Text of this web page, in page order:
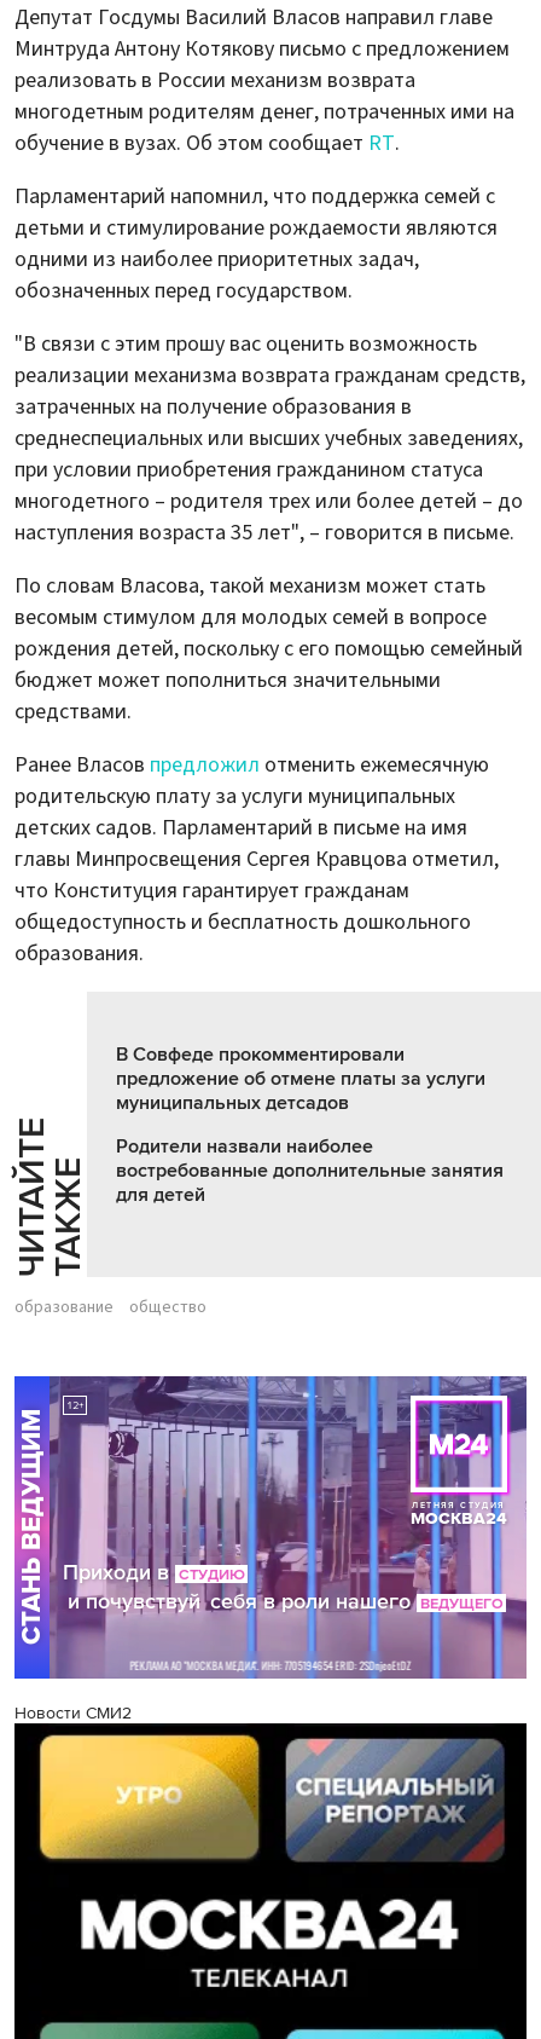
Депутат Госдумы Василий Власов направил главе
Минтруда Антону Котякову письмо с предложением
реализовать в России механизм возврата
многодетным родителям денег, потраченных ими на
обучение в вузах. Об этом сообщает RT.
Парламентарий напомнил, что поддержка семей с
детьми и стимулирование рождаемости являются
одними из наиболее приоритетных задач,
обозначенных перед государством.
"В связи с этим прошу вас оценить возможность
реализации механизма возврата гражданам средств,
затраченных на получение образования в
среднеспециальных или высших учебных заведениях,
при условии приобретения гражданином статуса
многодетного – родителя трех или более детей – до
наступления возраста 35 лет", – говорится в письме.
По словам Власова, такой механизм может стать
весомым стимулом для молодых семей в вопросе
рождения детей, поскольку с его помощью семейный
бюджет может пополниться значительными
средствами.
Ранее Власов предложил отменить ежемесячную
родительскую плату за услуги муниципальных
детских садов. Парламентарий в письме на имя
главы Минпросвещения Сергея Кравцова отметил,
что Конституция гарантирует гражданам
общедоступность и бесплатность дошкольного
образования.
Ч
И
Т
АЙ
Т
Е
Т
А
К
ЖЕ
В Совфеде прокомментировали
предложение об отмене платы за услуги
муниципальных детсадов
Родители назвали наиболее
востребованные дополнительные занятия
для детей
образование общество
Новости СМИ2